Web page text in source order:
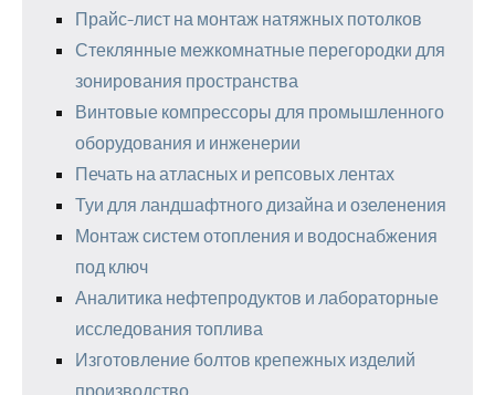
Прайс-лист на монтаж натяжных потолков
Стеклянные межкомнатные перегородки для
зонирования пространства
Винтовые компрессоры для промышленного
оборудования и инженерии
Печать на атласных и репсовых лентах
Туи для ландшафтного дизайна и озеленения
Монтаж систем отопления и водоснабжения
под ключ
Аналитика нефтепродуктов и лабораторные
исследования топлива
Изготовление болтов крепежных изделий
производство